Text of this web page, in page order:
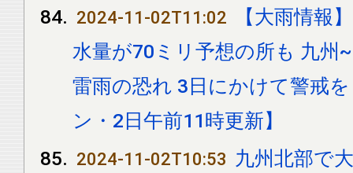
2024-11-02T11:02
【大雨情報
水量が70ミリ予想の所も 九州
雷雨の恐れ 3日にかけて警戒
ン・2日午前11時更新】
2024-11-02T10:53 九州北部で